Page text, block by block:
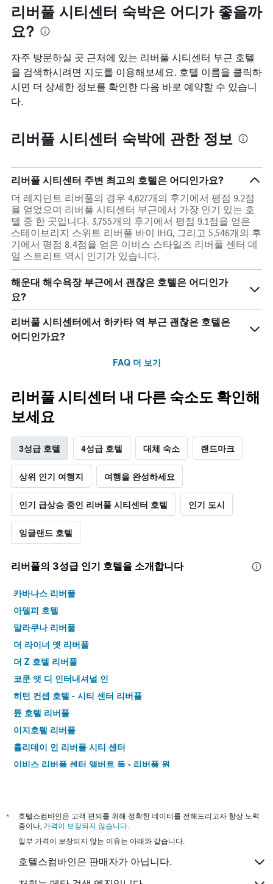
리버풀 시티센터 숙박은 어디가 좋을까
요?
자주 방문하실 곳 근처에 있는 리버풀 시티센터 부근 호텔
을 검색하시려면 지도를 이용해보세요. 호텔 이름을 클릭하
시면 더 상세한 정보를 확인한 다음 바로 예약할 수 있습니
다.
리버풀 시티센터 숙박에 관한 정보
리버풀 시티센터 주변 최고의 호텔은 어디인가요?
더 레지던트 리버풀의 경우 4,627개의 후기에서 평점 9.2점
을 얻었으며 리버풀 시티센터 부근에서 가장 인기 있는 호
텔 중 한 곳입니다. 3,755개의 후기에서 평점 9.1점을 얻은
스테이브리지 스위트 리버풀 바이 IHG, 그리고 5,546개의 후
기에서 평점 8.4점을 얻은 이비스 스타일즈 리버풀 센터 데
일 스트리트 역시 인기가 있습니다.
해운대 해수욕장 부근에서 괜찮은 호텔은 어디인가
요?
리버풀 시티센터에서 하카타 역 부근 괜찮은 호텔은
어디인가요?
FAQ 더 보기
리버풀 시티센터 내 다른 숙소도 확인해
보세요
3성급 호텔 4성급 호텔 대체 숙소 랜드마크
상위 인기 여행지 여행을 완성하세요
인기 급상승 중인 리버풀 시티센터 호텔 인기 도시
잉글랜드 호텔
리버풀​의 3​성급 인기 호텔을 소개합니다
카바나스 리버풀
아델피 호텔
말라쿠나 리버풀
더 라이너 앳 리버풀
더 Z 호텔 리버풀
코쿤 앳 디 인터내셔널 인
히턴 컨셉 호텔 - 시티 센터 리버풀
튠 호텔 리버풀
이지호텔 리버풀
홀리데이 인 리버풀 시티 센터
이비스 리버풀 센터 앨버트 독 - 리버풀 원
트래블로지 리버풀 센트럴 익스체인지 스트리트 호텔
비치 마운트 호텔 - 무료 주차
트래블로지 리버풀 스톤데일 파크
*
호텔스컴바인은 고객 편의를 위해 정확한 데이터를 전해드리고자 항상 노력
중이나, 가격이 보장되지 않습니다.
일부 가격이 보장되지 않는 이유는 아래와 같습니다.
호텔스컴바인은 판매자가 아닙니다.